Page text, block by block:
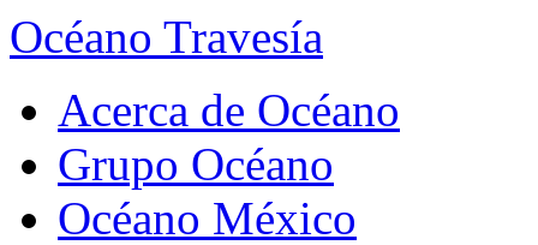
Océano Travesía
Acerca de Océano
Grupo Océano
Océano México